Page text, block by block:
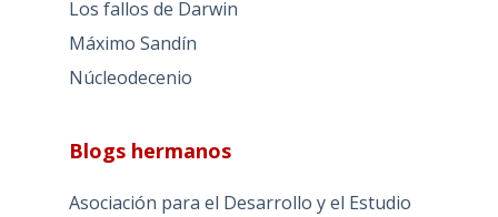
Los fallos de Darwin
Máximo Sandín
Núcleodecenio
Blogs hermanos
Asociación para el Desarrollo y el Estudio